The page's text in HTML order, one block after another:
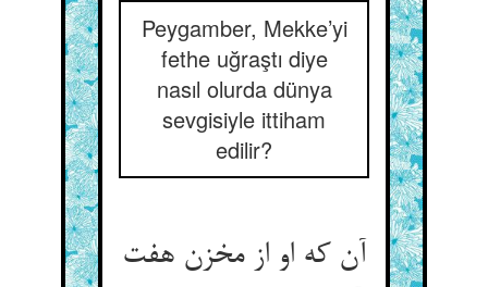
Peygamber, Mekke’yi
fethe uğraştı diye
nasıl olurda dünya
sevgisiyle ittiham
edilir?
آن که او از مخزن هفت